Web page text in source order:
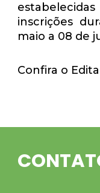
inscrições
maio a 08 de
Confira o